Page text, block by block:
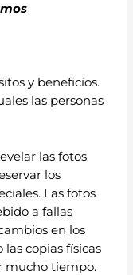
y beneficios.
las personas
las fotos
los
Las fotos
a fallas
en los
copias físicas
mucho tiempo.